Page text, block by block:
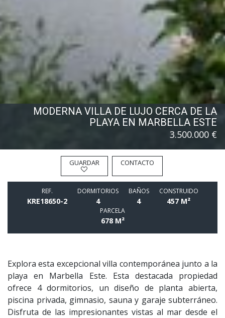
GUARDAR CONTACTO
MODERNA VILLA DE LUJO CERCA DE LA
PLAYA EN MARBELLA ESTE
3.500.000 €
REF.
KRE18650-2
DORMITORIOS
4
BAÑOS
4
CONSTRUIDO
457 M²
PARCELA
678 M²
Explora esta excepcional villa contemporánea junto a la
playa en Marbella Este. Esta destacada propiedad
ofrece 4 dormitorios, un diseño de planta abierta,
piscina privada, gimnasio, sauna y garaje subterráneo.
Disfruta de las impresionantes vistas al mar desde el